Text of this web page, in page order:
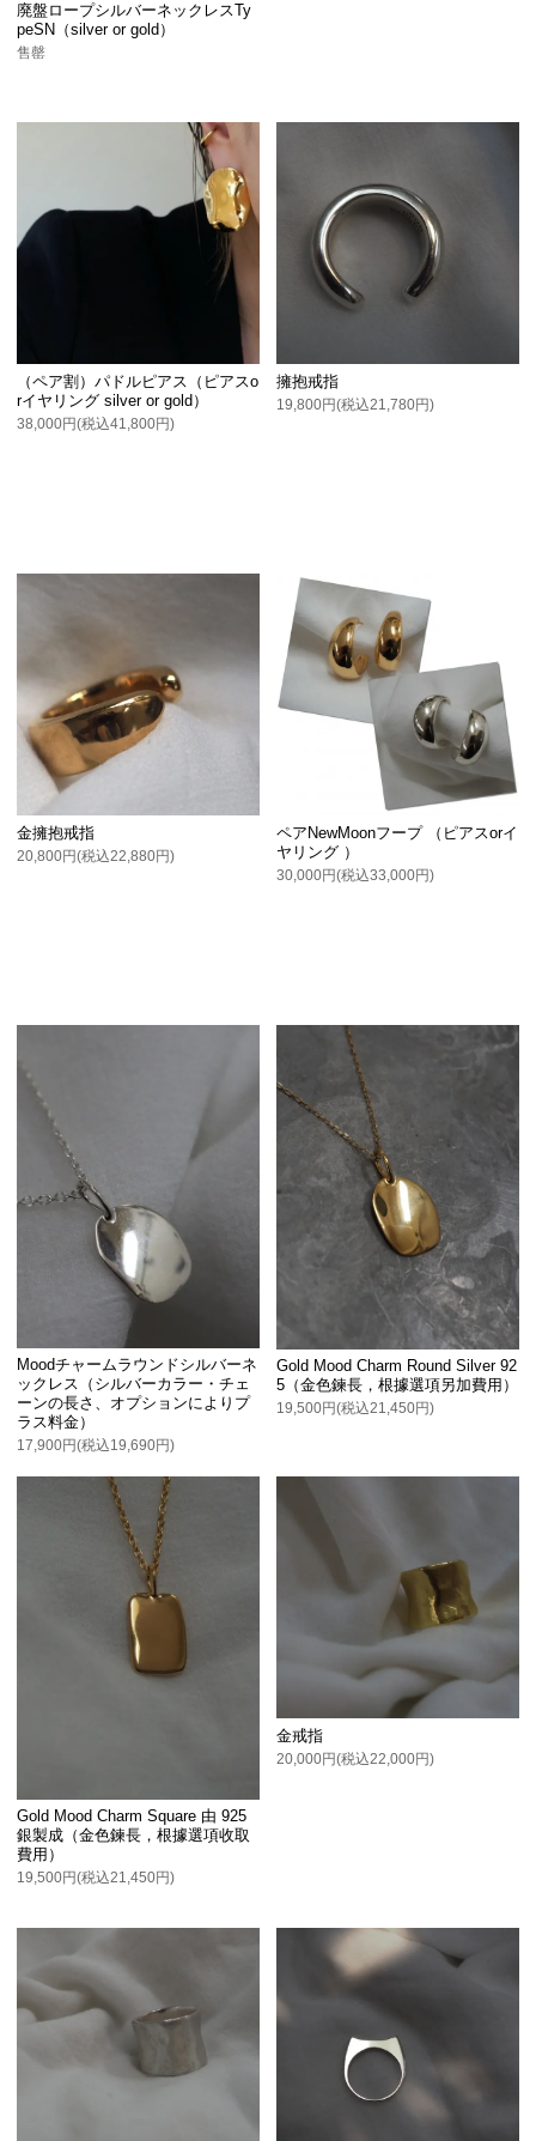
廃盤ロープシルバーネックレスTy
peSN（silver or gold）
售罄
（ペア割）パドルピアス（ピアスo
rイヤリング silver or gold）
38,000円(税込41,800円)
擁抱戒指
19,800円(税込21,780円)
金擁抱戒指
20,800円(税込22,880円)
ペアNewMoonフープ （ピアスorイ
ヤリング ）
30,000円(税込33,000円)
Moodチャームラウンドシルバーネ
ックレス（シルバーカラー・チェ
ーンの長さ、オプションによりプ
ラス料金）
17,900円(税込19,690円)
Gold Mood Charm Round Silver 92
5（金色鍊長，根據選項另加費用）
19,500円(税込21,450円)
Gold Mood Charm Square 由 925
銀製成（金色鍊長，根據選項收取
費用）
19,500円(税込21,450円)
金戒指
20,000円(税込22,000円)